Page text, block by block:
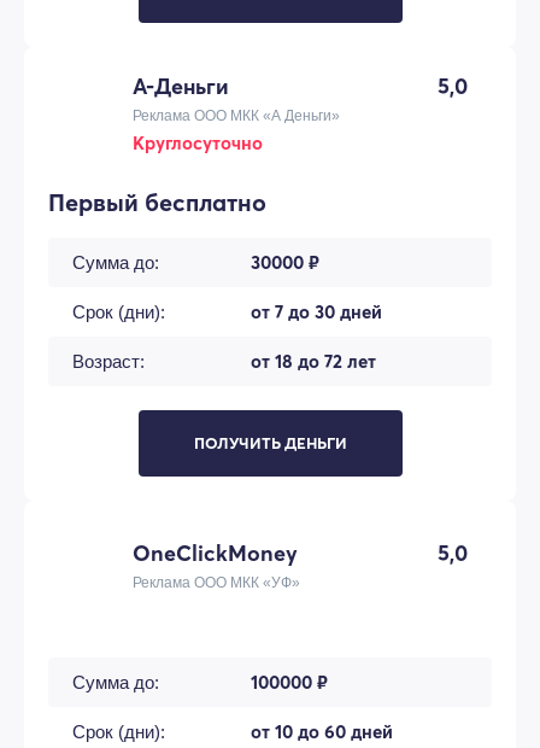
А-Деньги 5,0
Реклама ООО МКК «А Деньги»
Круглосуточно
Первый бесплатно
Сумма до: 30000 ₽
Срок (дни): от 7 до 30 дней
Возраст: от 18 до 72 лет
ПОЛУЧИТЬ ДЕНЬГИ
OneClickMoney 5,0
Реклама ООО МКК «УФ»
Сумма до: 100000 ₽
Срок (дни): от 10 до 60 дней